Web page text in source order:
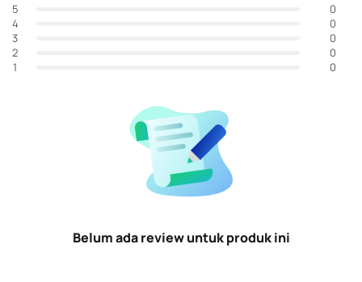
5
0
4
0
3
0
2
0
1
0
Belum ada review untuk produk ini